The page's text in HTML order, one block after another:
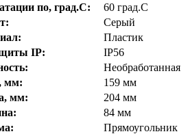
по, град.C:
60 град.C
Серый
Пластик
IP:
IP56
Необработанная
мм:
159 мм
мм:
204 мм
84 мм
Прямоугольник